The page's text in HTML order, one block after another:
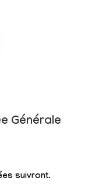
Générale
suivront.